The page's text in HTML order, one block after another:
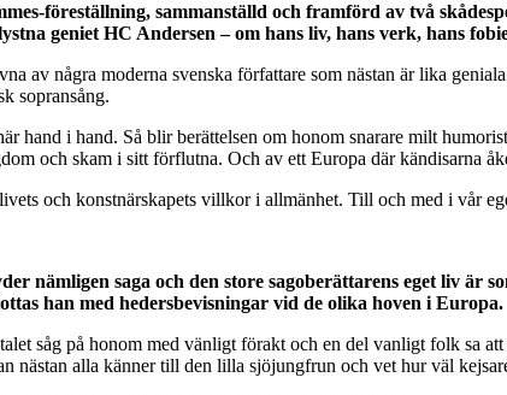
föreställning, sammanställd och framförd av två
geniet HC Andersen – om hans liv, hans verk, hans
av några moderna svenska författare som nästan är lika
sopransång.
hand i hand. Så blir berättelsen om honom snarare milt
och skam i sitt förflutna. Och av ett Europa där kändisarna
och konstnärskapets villkor i allmänhet. Till och med i vår
nämligen saga och den store sagoberättarens eget liv är
han med hedersbevisningar vid de olika hoven i Europa.
såg på honom med vänligt förakt och en del vanligt folk sa
nästan alla känner till den lilla sjöjungfrun och vet hur väl